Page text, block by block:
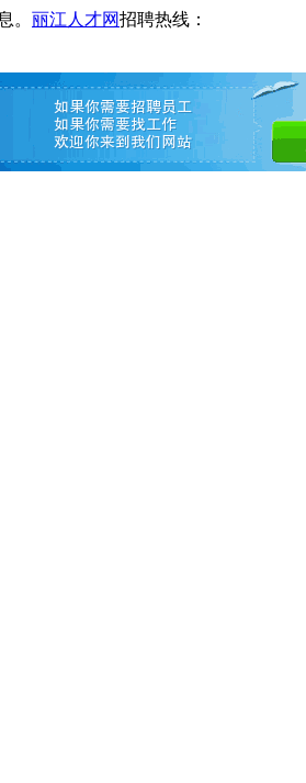
。 丽江人才网招聘热线：